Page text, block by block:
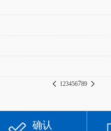
123456789
确认